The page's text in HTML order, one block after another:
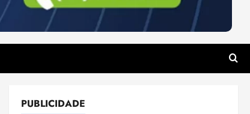
PUBLICIDADE